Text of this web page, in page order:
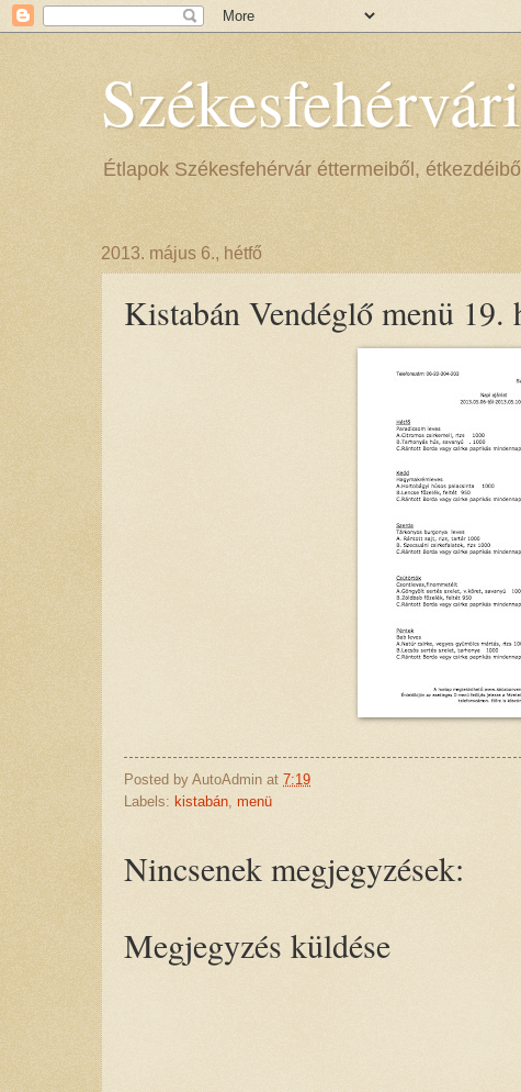
Étlapok Székesfehérvár éttermeiből,
2013. május 6., hétfő
Kistabán Vendéglő menü 19.
Posted by AutoAdmin at 7:19
Labels: kistabán menü
Nincsenek megjegyzések:
Megjegyzés küldése